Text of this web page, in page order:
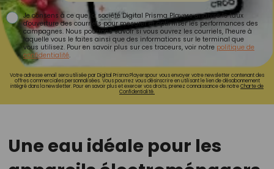
Je consens à ce que la société Digital Prisma Players analyse le taux
d'ouverture des courriels pour mesurer et optimiser les performances des
campagnes. Nous pourrons savoir si vous ouvrez les courriels, l'heure à
laquelle vous le faites ainsi que des informations sur le terminal que
vous utilisez. Pour en savoir plus sur ces traceurs, voir notre politique de
confidentialité.
Votre adresse email sera utilisée par Digital Prisma Playerspour vous envoyer votre newsletter contenant des
offres commerciales personnalisées. Vous pourrez vous désinscrire en utilisant le lien de désabonnement
intégré dans la newsletter. Pour en savoir plus et exercer vos droits, prenez connaissance de notreCharte de
Confidentialité.
Une eau idéale pour les